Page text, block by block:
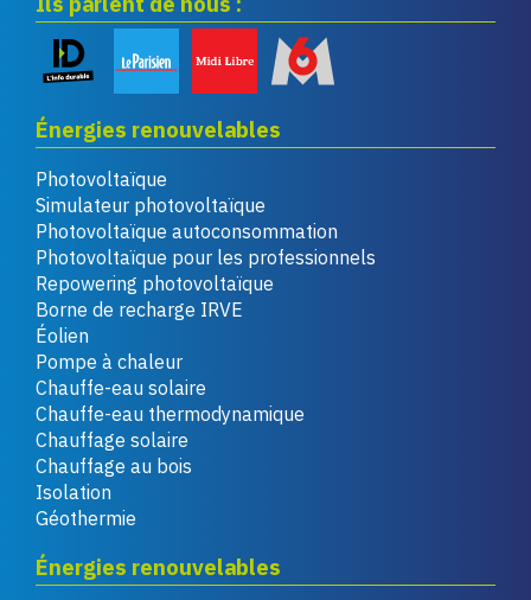
Énergies renouvelables
Photovoltaïque
Simulateur photovoltaïque
Photovoltaïque autoconsommation
Photovoltaïque pour les professionnels
Repowering photovoltaïque
Borne de recharge IRVE
Éolien
Pompe à chaleur
Chauffe-eau solaire
Chauffe-eau thermodynamique
Chauffage solaire
Chauffage au bois
Isolation
Géothermie
Énergies renouvelables